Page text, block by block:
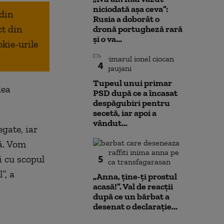
din
urile
iar
Vom
scopul
a
niciodată așa ceva”:
Rusia a doborât o
dronă portugheză rară
și o va...
4
Tupeul unui primar
PSD după ce a încasat
despăgubiri pentru
secetă, iar apoi a
vândut...
5
„Anna, ţine-ţi prostul
acasă!”. Val de reacții
după ce un bărbat a
desenat o declarație...